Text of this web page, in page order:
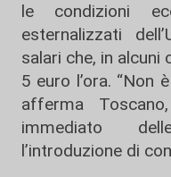
le condizioni
esternalizzati
salari che, in
5 euro l’ora. “Non
afferma
immediato
l’introduzione di